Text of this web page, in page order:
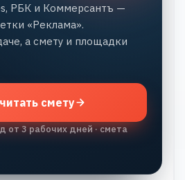
РБК и Коммерсантъ —
«Реклама».
а смету и площадки
смету
от 3 рабочих дней · смета